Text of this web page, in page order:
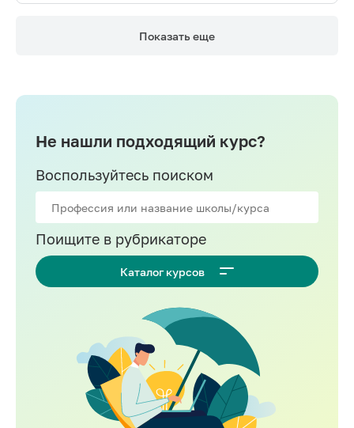
Показать еще
Не нашли подходящий курс?
Воспользуйтесь поиском
Поищите в рубрикаторе
Каталог курсов